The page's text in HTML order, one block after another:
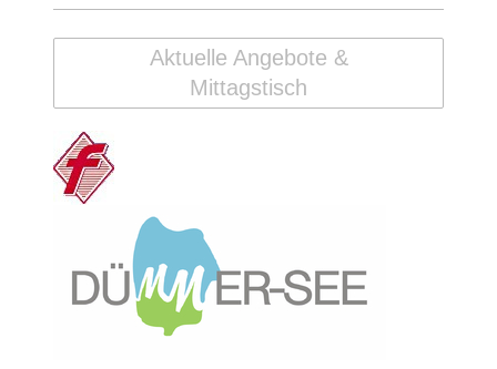
Aktuelle Angebote &
Mittagstisch